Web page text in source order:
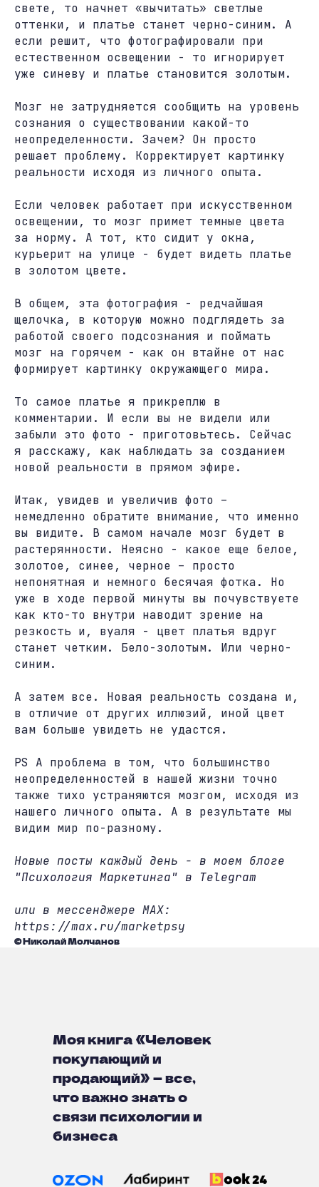
свете, то начнет «вычитать» светлые
оттенки, и платье станет черно-синим. А
если решит, что фотографировали при
естественном освещении - то игнорирует
уже синеву и платье становится золотым.
Мозг не затрудняется сообщить на уровень
сознания о существовании какой-то
неопределенности. Зачем? Он просто
решает проблему. Корректирует картинку
реальности исходя из личного опыта.
Если человек работает при искусственном
освещении, то мозг примет темные цвета
за норму. А тот, кто сидит у окна,
курьерит на улице - будет видеть платье
в золотом цвете.
В общем, эта фотография - редчайшая
щелочка, в которую можно подглядеть за
работой своего подсознания и поймать
мозг на горячем - как он втайне от нас
формирует картинку окружающего мира.
То самое платье я прикреплю в
комментарии. И если вы не видели или
забыли это фото - приготовьтесь. Сейчас
я расскажу, как наблюдать за созданием
новой реальности в прямом эфире.
Итак, увидев и увеличив фото –
немедленно обратите внимание, что именно
вы видите. В самом начале мозг будет в
растерянности. Неясно - какое еще белое,
золотое, синее, черное – просто
непонятная и немного бесячая фотка. Но
уже в ходе первой минуты вы почувствуете
как кто-то внутри наводит зрение на
резкость и, вуаля - цвет платья вдруг
станет четким. Бело-золотым. Или черно-
синим.
А затем все. Новая реальность создана и,
в отличие от других иллюзий, иной цвет
вам больше увидеть не удастся.
PS А проблема в том, что большинство
неопределенностей в нашей жизни точно
также тихо устраняются мозгом, исходя из
нашего личного опыта. А в результате мы
видим мир по-разному.
Новые посты каждый день - в моем блоге
"Психология Маркетинга" в Telegram
или в мессенджере MAX:
https://max.ru/marketpsy
© Николай Молчанов
Моя книга «Человек
покупающий и
продающий» — все,
что важно знать о
связи психологии и
бизнеса